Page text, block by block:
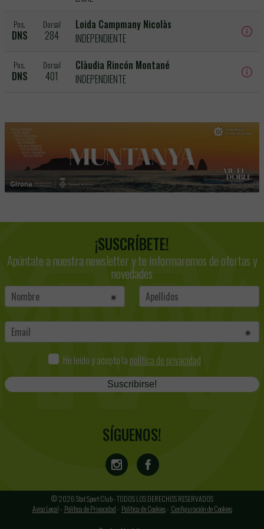
Pos.
DNS
Dorsal
284
Loida Campmany Nicolàs
INDEPENDIENTE
Pos.
DNS
Dorsal
401
Clàudia Rincón Montané
INDEPENDIENTE
¡SUSCRÍBETE!
Apúntate a nuestra newsletter y te informaremos de ofertas y
novedades
He leído y acepto la política de privacidad
Suscribirse!
SÍGUENOS!
© 2026 Stat Sport Club - TODOS LOS DERECHOS RESERVADOS
Aviso Legal- Política de Privacidad- Política de Cookies- Configuración de Cookies